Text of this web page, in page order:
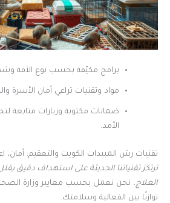
برامج مكيّفة بحسب نوع الآفة
مواد وتقنيات تراعي أمان الأسرة
ضمانات مكتوبة وزيارات متابعة
الأمد.
تقنيات رش المبيدات الكويت والتعقيم: أمان،
ترتكز تقنياتنا الحديثة على استهداف دقيق
العلاج. نحن نعمل بحسب معايير وزارة
توازنًا بين الفعالية وسلامتك.